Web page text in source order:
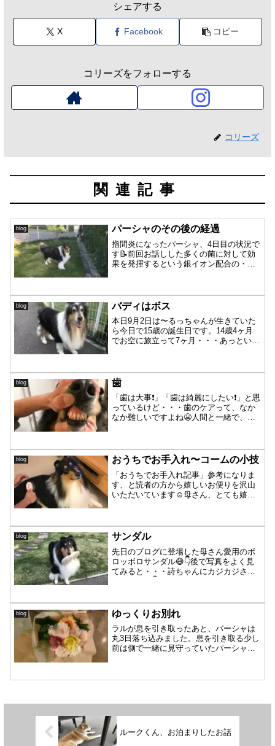
シェアする
X Facebook コピー
コリーズをフォローする
コリーズ
関連記事
blog パーシャのその後の経過
指間炎になったパーシャ、4日目の状況で
す📝前回お話しした多くの菌に対して効
果を発揮するという銀イオン配合の・・
毎日朝・昼・晩 シュッシュでお薬もち
ゃんと飲んで💊それ...
blog バディはボス
本日9月2日は〜るっちゃんが生きていた
ら今日で15歳の誕生日です。14歳4ヶ月
でお空に旅立って7ヶ月・・・あっという
全うしてくれま...
blog 歯
「歯は大事❗️」「歯は綺麗にしたい❗️」と思
っているけど・・・歯のケアって、なか
なか難しいですよね😬人間と一緒で、食
か・・・🙄我が家の皆さんはみんな歯ブ
ラシで磨かれる事に関し...
blog おうちでお手入れ〜コームの小技
「おうちでお手入れ記事」参考になりま
す、と読者の方から嬉しいお便りを沢山
いただいています☺️母さん、とても嬉し
💦三人合わせて大きいゴミ袋1個分に。つ
いでに耳周り...
blog サンダル
先日のブログに登場した母さん愛用のボ
ロッボロサンダル😅👇後で写真をよく見
てみると・・・詩ちゃんにカジカジされ
ツーマン授業してもらったのですね、な
るほど詩ちゃんです...
blog ゆっくりお別れ
ラルが息を引き取ったあと、パーシャは
丸3日落ち込みました。息を引き取る少し
前は側で一緒に見守っていたパーシャで
葉をかけ最期を看取っている中、背中を
ルークくん、お泊まりしたお話